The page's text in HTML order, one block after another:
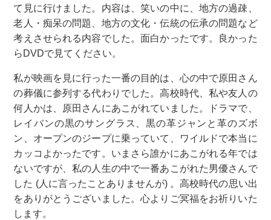
て見に行けました。内容は、笑いの中に、地方の過疎、
老人・痴呆の問題、地方の文化・伝統の伝承の問題など
考えさせられる内容でした。面白かったです。良かった
らDVDで見てください。
私が映画を見に行った一番の目的は、心の中で原田さん
の葬儀に参列する代わりでした。高校時代、私や友人の
何人かは、原田さんにあこがれていました。ドラマで、
レイバンの黒のサングラス、黒の革ジャンと革のズボ
ン、オープンのジープに乗っていて、ワイルドで本当に
カッコよかったです。いまさら誰かにあこがれる年では
ないですが、私の人生の中で一番あこがれた男優さんで
した (人に言ったことありませんが) 。高校時代の思い出
をありがとうございました。心よりご冥福をお祈りいた
します。